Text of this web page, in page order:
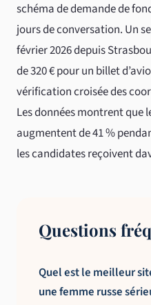
schéma de demande de
jours de conversation. Un
février 2026 depuis
de 320 € pour un billet
vérification croisée des
Les données montrent que
augmentent de 41 %
les candidates reçoivent
Questions
Quel est le meilleur
une femme russe